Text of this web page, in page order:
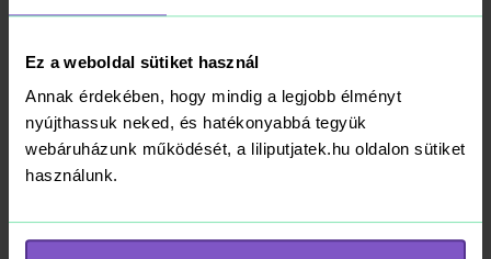
Ez a weboldal sütiket használ
Annak érdekében, hogy mindig a legjobb élményt
nyújthassuk neked, és hatékonyabbá tegyük
webáruházunk működését, a liliputjatek.hu oldalon sütiket
használunk.
RAKTÁRON
Schleich 15026
Mosasaurus
8 990 Ft
Kosárba